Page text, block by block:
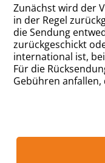
Zunächst wird der
in der Regel
die Sendung
zurückgeschickt
international ist,
Für die
Gebühren